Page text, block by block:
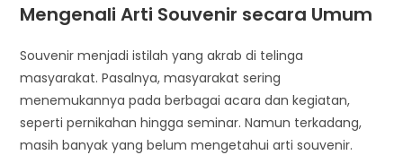
Mengenali Arti Souvenir secara Umum
Souvenir menjadi istilah yang akrab di telinga
masyarakat. Pasalnya, masyarakat sering
menemukannya pada berbagai acara dan kegiatan,
seperti pernikahan hingga seminar. Namun terkadang,
masih banyak yang belum mengetahui arti souvenir.